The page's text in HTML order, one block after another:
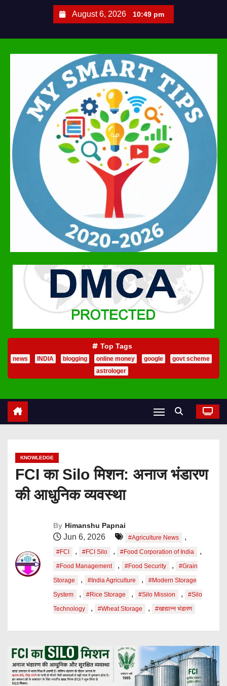
August 6, 2026 10:49 pm
Top Tags
news INDIA blogging online money google
govt scheme
astrologer
KNOWLEDGE
FCI का Silo मिशन: अनाज भंडारण
की आधुनिक व्यवस्था
By Himanshu Papnai
Jun 6, 2026 #Agriculture News ,
#FCI , #FCI Silo , #Food Corporation of India ,
#Food Management , #Food Security ,
#Grain
Storage
, #India Agriculture ,
#Modern Storage
System
, #Rice Storage , #Silo Mission ,
#Silo
Technology
, #Wheat Storage , #खाद्यान्न भंडारण